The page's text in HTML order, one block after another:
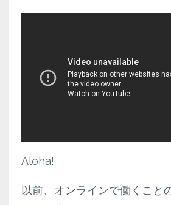
Aloha!
以前、オンラインで働くこと